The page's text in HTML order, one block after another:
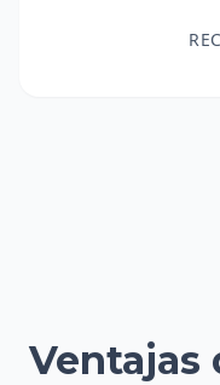
Ventajas